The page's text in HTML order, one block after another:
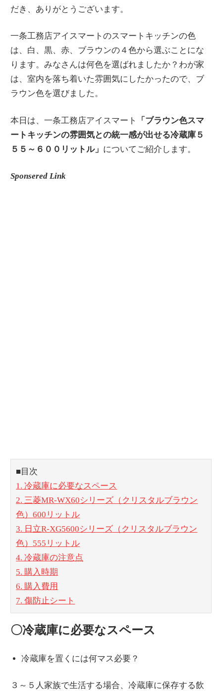
だき、ありがとうございます。
一条工務店アイスマートのスマートキッチンの色
は、白、黒、赤、ブラウンの４色から選ぶことにな
ります。みなさんは何色を選ばれましたか？わが家
は、室内を落ち着いた雰囲気にしたかったので、ブ
ラウン色を選びました。
本日は、一条工務店アイスマート 「 ブラウン色スマ
ートキッチンの雰囲気との統一感が出せる冷蔵庫５
５５～６００リットル」 についてご紹介します。
Sponsered Link
■目次
1. 冷蔵庫に必要なスペース
2. 三菱MR-WX60シリーズ（クリスタルブラウン
色）600リットル
3. 日立R-XG5600シリーズ（クリスタルブラウン
色）555リットル
4. 冷蔵庫の注意点
5. 購入時期
6. 購入費用
7. 傷防止シート
〇冷蔵庫に必要なスペース
冷蔵庫を置くには何マス必要？
３～５人家族で生活する場合、冷蔵庫に保存する飲